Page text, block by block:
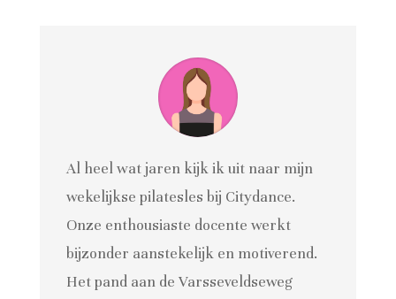
Al heel wat jaren kijk ik uit naar mijn
wekelijkse pilatesles bij Citydance.
Onze enthousiaste docente werkt
bijzonder aanstekelijk en motiverend.
Het pand aan de Varsseveldseweg